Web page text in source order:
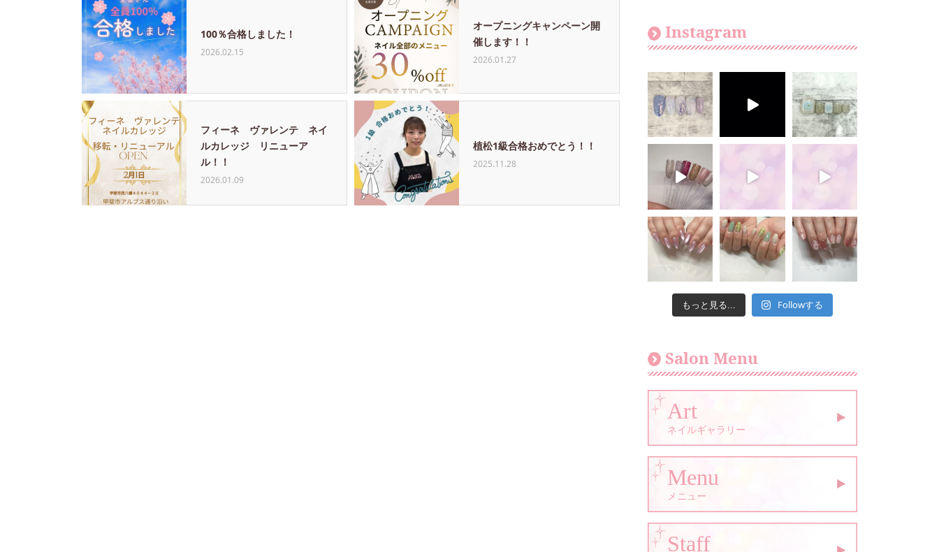
100％合格しました！
2026.02.15
オープニングキャンペーン開
催します！！
2026.01.27
フィーネ ヴァレンテ ネイ
ルカレッジ リニューア
ル！！
2026.01.09
植松1級合格おめでとう！！
2025.11.28
Instagram
もっと見る... Followする
Salon Menu
Art
ネイルギャラリー
Menu
メニュー
Staff